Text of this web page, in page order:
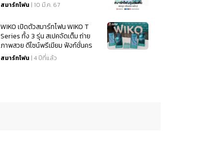
สมาร์ทโฟน | 10 มี.ค. 67
WIKO เปิดตัวสมาร์ทโฟน WIKO T
Series ทั้ง 3 รุ่น สเปคจัดเต็ม ถ่าย
ภาพสวย ดีไซน์พรีเมียม ฟังก์ชั่นคร
บครัน
สมาร์ทโฟน | 4 ปีที่แล้ว